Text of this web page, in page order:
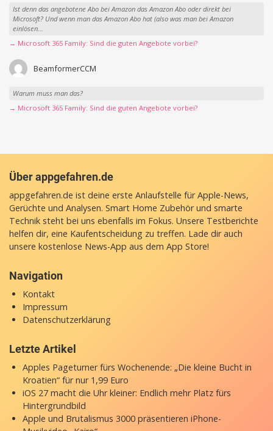
Ist denn das angebotene Abo bei Amazon das Amazon Abo oder direkt bei
Microsoft? Und wenn man das Amazon Abo hat (also was man bei Amazon
einlösen...
→ Microsoft 365 Family: Sind die guten Angebote vorbei?
BeamformerCCM
Warum muss man das?
→ Microsoft 365 Family: Sind die guten Angebote vorbei?
Über appgefahren.de
appgefahren.de ist deine erste Anlaufstelle für Apple-News,
Gerüchte und Analysen. Smart Home Zubehör und smarte
Technik steht bei uns ebenfalls im Fokus. Unsere Testberichte
helfen dir, eine Kaufentscheidung zu treffen. Lade dir auch
unsere kostenlose News-App aus dem App Store!
Navigation
Kontakt
Impressum
Datenschutzerklärung
Letzte Artikel
Apples Pageturner fürs Wochenende: „Die kleine Bucht in
Kroatien“ für nur 1,99 Euro
iOS 27 macht die Uhr kleiner: Endlich mehr Platz fürs
Hintergrundbild
Apple und Brutalismus 3000 präsentieren iPhone-